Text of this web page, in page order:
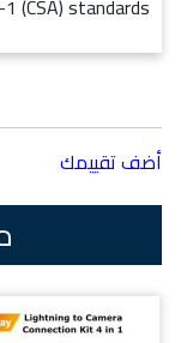
(CSA) standards
أضف تقييمك